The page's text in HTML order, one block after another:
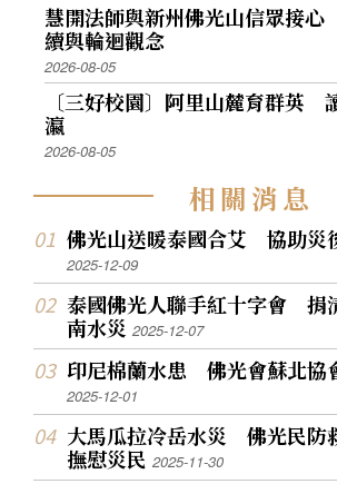
慧開法師與新州佛光山信眾接
續與輪迴觀念
2026-08-05
〔三好校園〕阿里山麓育群英
瀛
2026-08-05
相關消息
佛光山送暖泰國合艾 協助災
2025-12-09
泰國佛光人聯手紅十字會 捐
南水災2025-12-07
印尼棉蘭水患 佛光會蘇北協
2025-12-01
大馬瓜拉冷岳水災 佛光民防
撫慰災民2025-11-30